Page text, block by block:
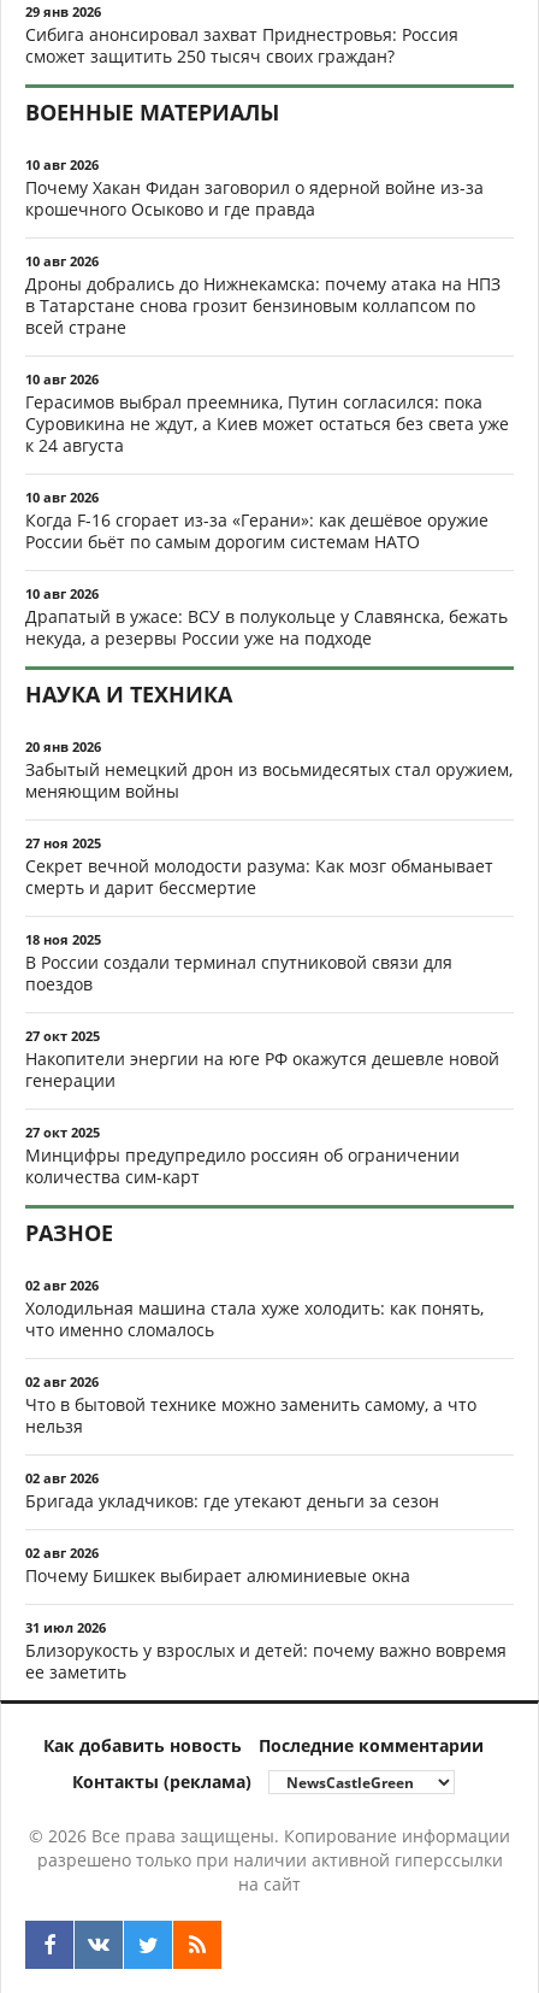
29 янв 2026
Сибига анонсировал захват Приднестровья: Россия
сможет защитить 250 тысяч своих граждан?
ВОЕННЫЕ МАТЕРИАЛЫ
10 авг 2026
Почему Хакан Фидан заговорил о ядерной войне из-за
крошечного Осыково и где правда
10 авг 2026
Дроны добрались до Нижнекамска: почему атака на НПЗ
в Татарстане снова грозит бензиновым коллапсом по
всей стране
10 авг 2026
Герасимов выбрал преемника, Путин согласился: пока
Суровикина не ждут, а Киев может остаться без света уже
к 24 августа
10 авг 2026
Когда F-16 сгорает из-за «Герани»: как дешёвое оружие
России бьёт по самым дорогим системам НАТО
10 авг 2026
Драпатый в ужасе: ВСУ в полукольце у Славянска, бежать
некуда, а резервы России уже на подходе
НАУКА И ТЕХНИКА
20 янв 2026
Забытый немецкий дрон из восьмидесятых стал оружием,
меняющим войны
27 ноя 2025
Секрет вечной молодости разума: Как мозг обманывает
смерть и дарит бессмертие
18 ноя 2025
В России создали терминал спутниковой связи для
поездов
27 окт 2025
Накопители энергии на юге РФ окажутся дешевле новой
генерации
27 окт 2025
Минцифры предупредило россиян об ограничении
количества сим-карт
РАЗНОЕ
02 авг 2026
Холодильная машина стала хуже холодить: как понять,
что именно сломалось
02 авг 2026
Что в бытовой технике можно заменить самому, а что
нельзя
02 авг 2026
Бригада укладчиков: где утекают деньги за сезон
02 авг 2026
Почему Бишкек выбирает алюминиевые окна
31 июл 2026
Близорукость у взрослых и детей: почему важно вовремя
ее заметить
Как добавить новость
Последние комментарии
Контакты (реклама)
© 2026 Все права защищены. Копирование информации
разрешено только при наличии активной гиперссылки
на сайт